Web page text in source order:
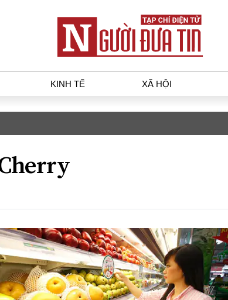
KINH TẾ XÃ HỘI
sự
Xu hướng thị trường
Tiêu dùng và dư luận
Công nghệ